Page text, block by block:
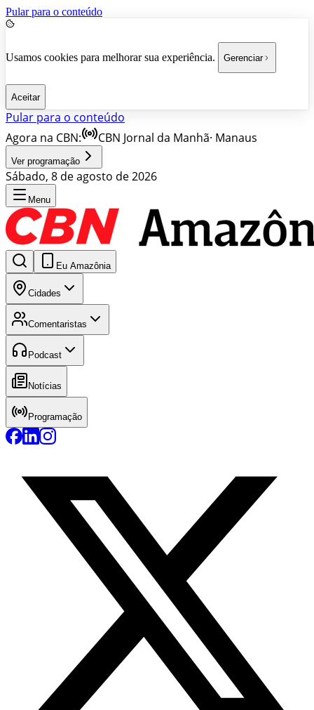
Pular para o conteúdo
Usamos cookies para melhorar sua experiência. Gerenciar
Aceitar
Pular para o conteúdo
Agora na CBN:
CBN Jornal da Manhã· Manaus
Ver programação
Sábado, 8 de agosto de 2026
Menu
Eu Amazônia
Cidades
Comentaristas
Podcast
Notícias
Programação